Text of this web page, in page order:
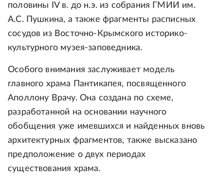
половины IV в. до н.э. из собрания ГМИИ им.
А.С. Пушкина, а также фрагменты расписных
сосудов из Восточно-Крымского историко-
культурного музея-заповедника.
Особого внимания заслуживает модель
главного храма Пантикапея, посвященного
Аполлону Врачу. Она создана по схеме,
разработанной на основании научного
обобщения уже имевшихся и найденных вновь
архитектурных фрагментов, также высказано
предположение о двух периодах
существования храма.